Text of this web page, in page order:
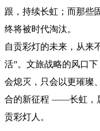
跟，持续长虹；而那些
终将被时代淘汰。
自贡彩灯的未来，从来
活”。文旅战略的风口
会熄灭，只会以更璀璨
合的新征程 ——长虹，
贡彩灯人。